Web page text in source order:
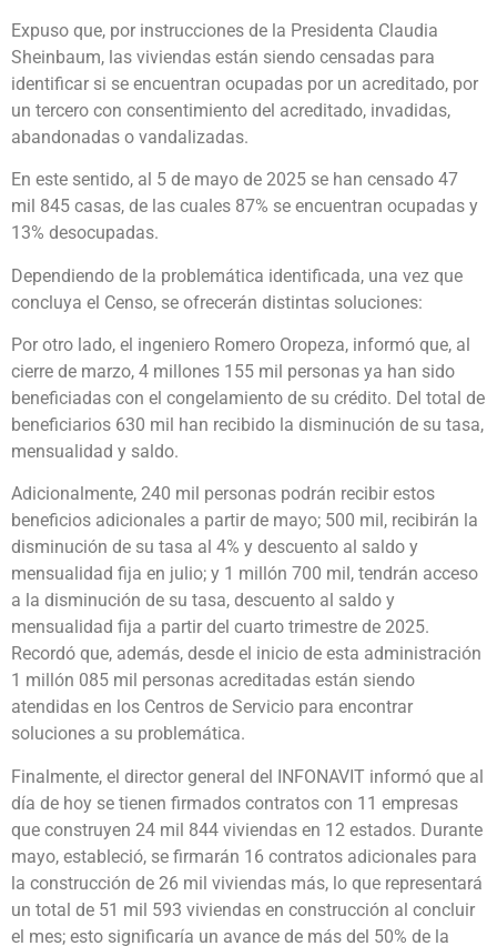
Expuso que, por instrucciones de la Presidenta Claudia
Sheinbaum, las viviendas están siendo censadas para
identificar si se encuentran ocupadas por un acreditado, por
un tercero con consentimiento del acreditado, invadidas,
abandonadas o vandalizadas.
En este sentido, al 5 de mayo de 2025 se han censado 47
mil 845 casas, de las cuales 87% se encuentran ocupadas y
13% desocupadas.
Dependiendo de la problemática identificada, una vez que
concluya el Censo, se ofrecerán distintas soluciones:
Por otro lado, el ingeniero Romero Oropeza, informó que, al
cierre de marzo, 4 millones 155 mil personas ya han sido
beneficiadas con el congelamiento de su crédito. Del total de
beneficiarios 630 mil han recibido la disminución de su tasa,
mensualidad y saldo.
Adicionalmente, 240 mil personas podrán recibir estos
beneficios adicionales a partir de mayo; 500 mil, recibirán la
disminución de su tasa al 4% y descuento al saldo y
mensualidad fija en julio; y 1 millón 700 mil, tendrán acceso
a la disminución de su tasa, descuento al saldo y
mensualidad fija a partir del cuarto trimestre de 2025.
Recordó que, además, desde el inicio de esta administración
1 millón 085 mil personas acreditadas están siendo
atendidas en los Centros de Servicio para encontrar
soluciones a su problemática.
Finalmente, el director general del INFONAVIT informó que al
día de hoy se tienen firmados contratos con 11 empresas
que construyen 24 mil 844 viviendas en 12 estados. Durante
mayo, estableció, se firmarán 16 contratos adicionales para
la construcción de 26 mil viviendas más, lo que representará
un total de 51 mil 593 viviendas en construcción al concluir
el mes; esto significaría un avance de más del 50% de la